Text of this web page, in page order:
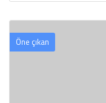
Öne çıkan